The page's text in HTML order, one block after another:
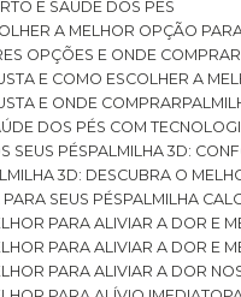
E SAÚDE DOS PÉS
A MELHOR OPÇÃO
OPÇÕES E ONDE COMPRAR
E COMO ESCOLHER A
E ONDE COMPRAR
DOS PÉS COM
SEUS PÉS
PALMILHA 3D:
3D: DESCUBRA O
SEUS PÉS
PALMILHA
PARA ALIVIAR A DOR E
PARA ALIVIAR A DOR E
PARA ALIVIAR A DOR